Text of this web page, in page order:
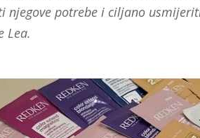
njegove potrebe i ciljano
Lea.